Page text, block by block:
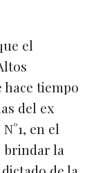
el
hace tiempo
del ex
en el
brindar la